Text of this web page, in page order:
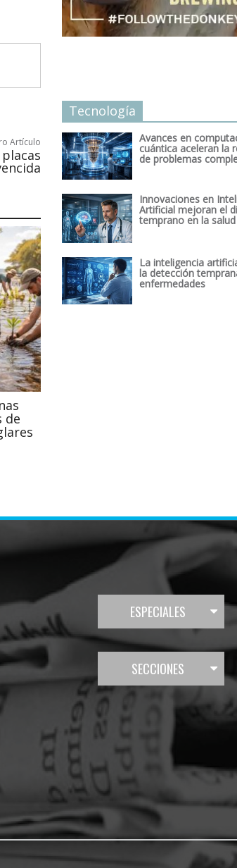
Artículo
de
Tecnología
Avances en
cuántica aceleran la
de problemas
Innovaciones en
Artificial mejoran el
temprano en la salud
La inteligencia
la detección
enfermedades
ESPECIALES
SECCIONES